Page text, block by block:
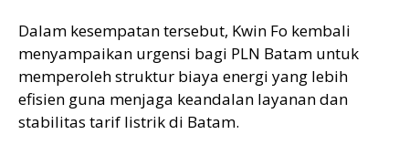
Dalam kesempatan tersebut, Kwin Fo kembali
menyampaikan urgensi bagi PLN Batam untuk
memperoleh struktur biaya energi yang lebih
efisien guna menjaga keandalan layanan dan
stabilitas tarif listrik di Batam.